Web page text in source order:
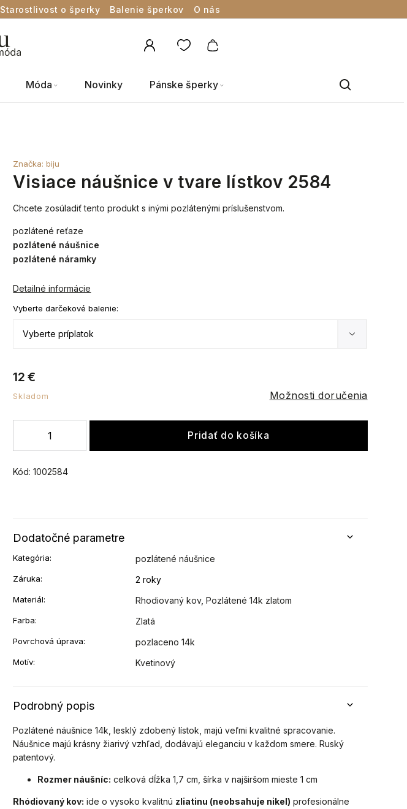
Starostlivost o šperky Balenie šperkov O nás
Móda Novinky Pánske šperky
Visiace náušnice v tvare lístkov 2584
Kód: 1002584
Značka:biju
12 €
Skladom Možnosti doručenia
Vyberte darčekové balenie:
Pridať do košíka
Chcete zosúladiť tento produkt s inými pozlátenými príslušenstvom.
pozlátené reťaze
pozlátené náušnice
pozlátené náramky
Detailné informácie
Podrobný popis
Pozlátené náušnice 14k, lesklý zdobený lístok, majú veľmi kvalitné spracovanie.
Náušnice majú krásny žiarivý vzhľad, dodávajú eleganciu v každom smere. Ruský
patentový.
Rozmer náušníc: celková dĺžka 1,7 cm, šírka v najširšom mieste 1 cm
Rhódiovaný kov: ide o vysoko kvalitnú zliatinu (neobsahuje nikel) profesionálne
Dodatočné parametre
Kategória: pozlátené náušnice
Záruka: 2 roky
Materiál: Rhodiovaný kov,Pozlátené 14k zlatom
Farba: Zlatá
Povrchová úprava: pozlaceno 14k
Motív: Kvetinový